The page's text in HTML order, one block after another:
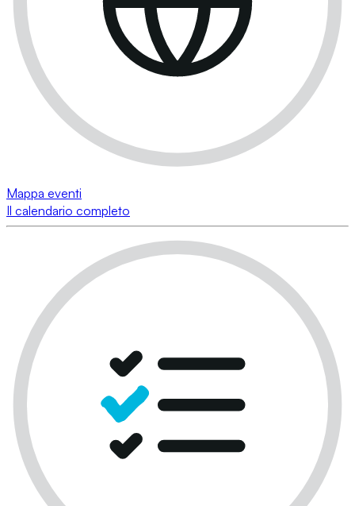
Mappa eventi
Il calendario completo